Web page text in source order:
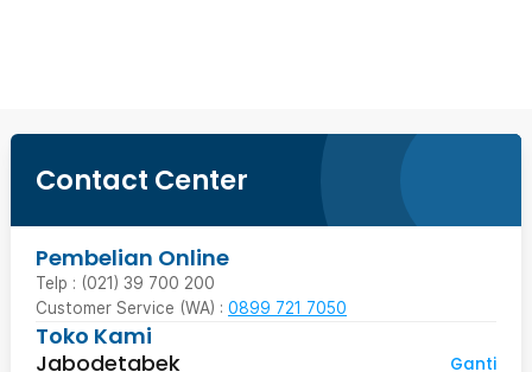
Contact Center
Pembelian Online
Telp : (021) 39 700 200
Customer Service (WA) : 0899 721 7050
Toko Kami
Jabodetabek
Ganti